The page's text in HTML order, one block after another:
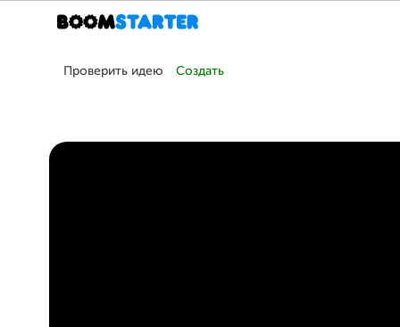
Проверить идею Создать